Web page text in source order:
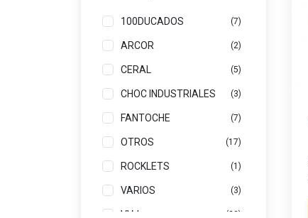
100DUCADOS (7)
ARCOR (2)
CERAL (5)
CHOC INDUSTRIALES (3)
FANTOCHE (7)
OTROS (17)
ROCKLETS (1)
VARIOS (3)
VVJ (23)